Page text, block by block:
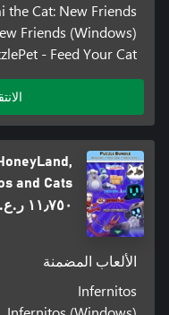
the Cat: New Friends
Friends (Windows)
- Feed Your Cat
and Cats!
١١٫٧٥٠ ر.ع.‏
الألعاب المضمنة
Infernitos